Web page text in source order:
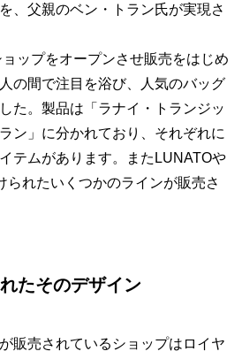
、父親のベン・トラン氏が実現さ
ップをオープンさせ販売をはじめ
の間で注目を浴び、人気のバッグ
た。製品は「ラナイ・トランジッ
ン」に分かれており、それぞれに
テムがあります。またLUNATOや
られたいくつかのラインが販売さ
たそのデザイン
販売されているショップはロイヤ